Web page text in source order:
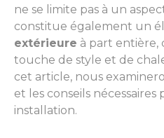
ne se limite pas à un
constitue également un
extérieure à part entière,
touche de style et de
cet article, nous
et les conseils
installation.